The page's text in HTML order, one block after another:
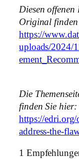
Diesen
Original finden
https://
uploads/2024/
Die
finden Sie hier:
https://
address-the-
1